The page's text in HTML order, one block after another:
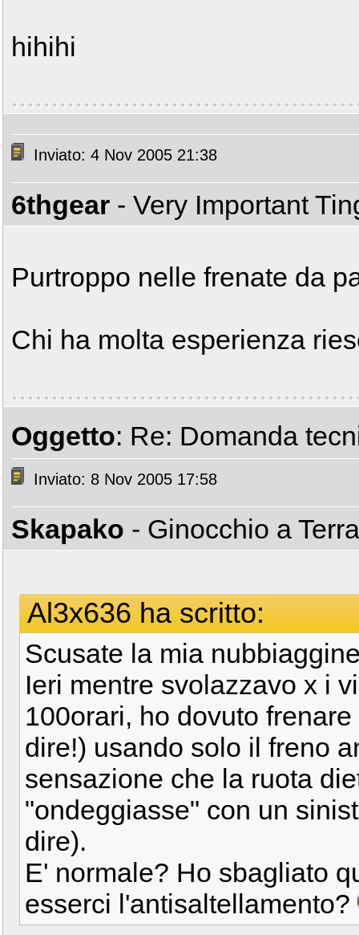
hihihi
Inviato: 4 Nov 2005 21:38
6thgear - Very Important
Purtroppo nelle frenate da
Chi ha molta esperienza
Oggetto: Re: Domanda
Inviato: 8 Nov 2005 17:58
Skapako - Ginocchio a
Al3x636 ha scritto:
Scusate la mia
Ieri mentre svolazzavo x i
100orari, ho dovuto
dire!) usando solo il freno
sensazione che la ruota
"ondeggiasse" con un
dire).
E' normale? Ho sbagliato
esserci l'antisaltellamento?